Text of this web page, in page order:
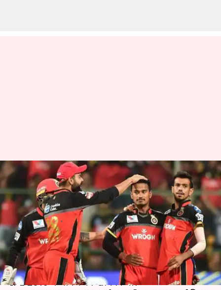
IPL 2019: RCB से इस सीज़न में हुई
ये गलतियां, सफलता के लिए करने
होंगे सुधार
लेखन मोहम्मद वाहिद May 06, 2019 03:25 pm
क्या है खबर?
बीते शनिवार को रॉयल चैलेंजर्स बैंगलोर ने जीत के साथ
IPL 2019 के सफर को खत्म किया।